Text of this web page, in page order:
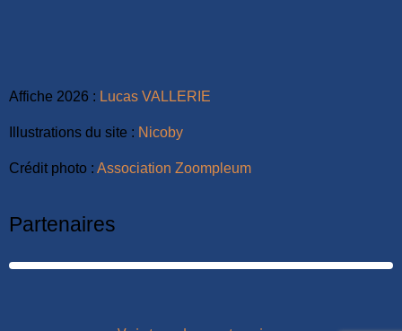
Affiche 2026 : Lucas VALLERIE
Illustrations du site : Nicoby
Crédit photo : Association Zoompleum
Partenaires